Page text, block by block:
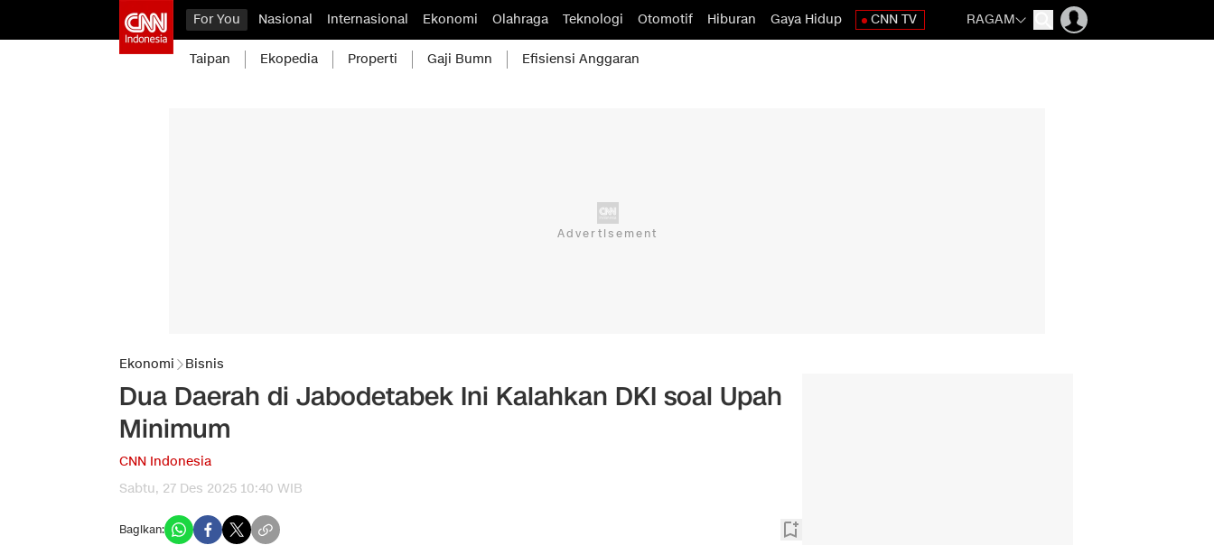
For You Nasional Internasional Ekonomi Olahraga Teknologi Otomotif Hiburan Gaya Hidup CNN TV RAGAM
Taipan Ekopedia Properti Gaji Bumn Efisiensi Anggaran
Ekonomi Bisnis
Dua Daerah di Jabodetabek Ini Kalahkan DKI soal Upah
Minimum
CNN Indonesia
Sabtu, 27 Des 2025 10:40 WIB
Bagikan: